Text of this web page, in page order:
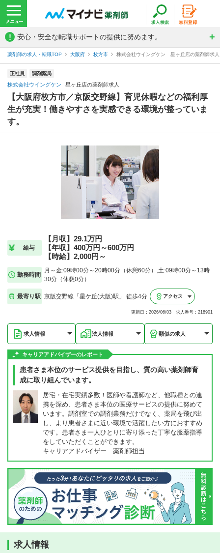
! 安心・安全な転職サポートの提供に努めます。
薬剤師の求人・転職TOP 大阪府 枚方市 株式会社ウイングケン 星ヶ丘店の薬剤師求人
正社員 調剤薬局
株式会社ウイングケン 星ヶ丘店の薬剤師求人
【大阪府枚方市／京阪交野線】育児休暇などの福利厚
生が充実！働きやすさを実感できる環境が整っていま
す。
給与
【月収】29.1万円
【年収】400万円～600万円
【時給】2,000円～
勤務時間
月～金:09時00分～20時00分（休憩60分）,土:09時00分～13時
30分（休憩0分）
最寄り駅 京阪交野線「星ケ丘(大阪)駅」 徒歩4分 アクセス
更新日：2026/06/03 求人番号：218901
求人情報 法人情報 類似の求人
キャリアアドバイザーのレポート
患者さま本位のサービス提供を目指し、質の高い薬剤師育
成に取り組んでいます。
居宅・在宅実績多数！医師や看護師など、他職種との連
携を深め、患者さま本位の医療サービスの提供に努めて
います。調剤室での調剤業務だけでなく、薬局を飛び出
し、より患者さまに近い環境で活躍したい方におすすめ
です。患者さま一人ひとりに寄り添った丁寧な服薬指導
をしていただくことができます。
キャリアアドバイザー 薬剤師担当
求人情報